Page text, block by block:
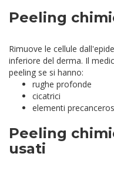
Peeling
Rimuove le cellule
inferiore del derma. Il
peeling se si hanno:
rughe profonde
cicatrici
elementi
Peeling
usati